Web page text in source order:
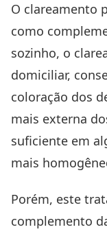
O clareamento
como
sozinho, o
domiciliar,
coloração dos
mais externa
suficiente em
mais
Porém, este
complemento